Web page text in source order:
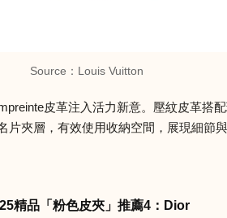
Source：Louis Vuitton
皮革注入活力新意。壓紋皮革搭
夾層，有效使用收納空間，展現細節
精品「粉色皮夾」推薦4：Dior